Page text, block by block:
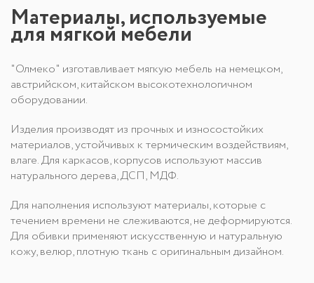
Материалы, используемые
для мягкой мебели
"Олмеко" изготавливает мягкую мебель на немецком,
австрийском, китайском высокотехнологичном
оборудовании.
Изделия производят из прочных и износостойких
материалов, устойчивых к термическим воздействиям,
влаге. Для каркасов, корпусов используют массив
натурального дерева, ДСП, МДФ.
Для наполнения используют материалы, которые с
течением времени не слеживаются, не деформируются.
Для обивки применяют искусственную и натуральную
кожу, велюр, плотную ткань с оригинальным дизайном.